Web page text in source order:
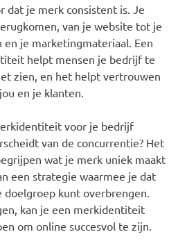
dat je merk consistent is. Je
van je website tot je
en je marketingmateriaal. Een
helpt mensen je bedrijf te
zien, en het helpt vertrouwen
en je klanten.
voor je bedrijf
van de concurrentie? Het
wat je merk uniek maakt
een strategie waarmee je dat
doelgroep kunt overbrengen.
kan je een merkidentiteit
om online succesvol te zijn.